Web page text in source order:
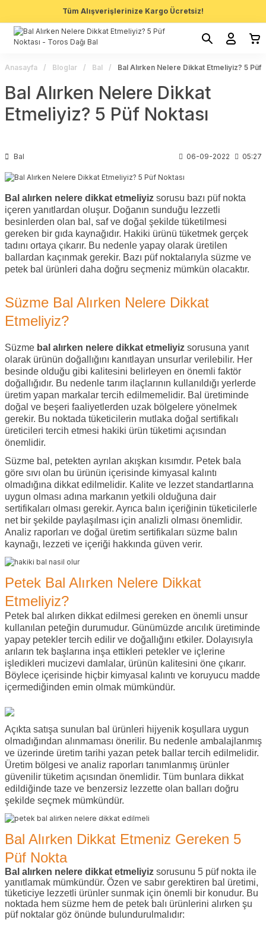
Tüm Alışverişlerinize Kargo Ücretsiz!
Anasayfa Bloglar Bal Bal Alırken Nelere Dikkat Etmeliyiz? 5 Püf
Bal Alırken Nelere Dikkat
Etmeliyiz? 5 Püf Noktası
Bal 06-09-2022 05:27
Bal alırken nelere dikkat etmeliyiz sorusu bazı püf nokta
içeren yanıtlardan oluşur. Doğanın sunduğu lezzetli
besinlerden olan bal, saf ve doğal şekilde tüketilmesi
gereken bir gıda kaynağıdır. Hakiki ürünü tüketmek gerçek
tadını ortaya çıkarır. Bu nedenle yapay olarak üretilen
ballardan kaçınmak gerekir. Bazı püf noktalarıyla süzme ve
petek bal ürünleri daha doğru seçmeniz mümkün olacaktır.
Süzme Bal Alırken Nelere Dikkat
Etmeliyiz?
Süzme bal alırken nelere dikkat etmeliyizsorusuna yanıt
olarak ürünün doğallığını kanıtlayan unsurlar verilebilir. Her
besinde olduğu gibi kalitesini belirleyen en önemli faktör
doğallığıdır. Bu nedenle tarım ilaçlarının kullanıldığı yerlerde
üretim yapan markalar tercih edilmemelidir. Bal üretiminde
doğal ve beşeri faaliyetlerden uzak bölgelere yönelmek
gerekir. Bu noktada tüketicilerin mutlaka doğal sertifikalı
üreticileri tercih etmesi hakiki ürün tüketimi açısından
önemlidir.
Süzme bal, petekten ayrılan akışkan kısımdır. Petek bala
göre sıvı olan bu ürünün içerisinde kimyasal kalıntı
olmadığına dikkat edilmelidir. Kalite ve lezzet standartlarına
uygun olması adına markanın yetkili olduğuna dair
sertifikaları olması gerekir. Ayrıca balın içeriğinin tüketicilerle
net bir şekilde paylaşılması için analizli olması önemlidir.
Analiz raporları ve doğal üretim sertifikaları süzme balın
kaynağı, lezzeti ve içeriği hakkında güven verir.
Petek Bal Alırken Nelere Dikkat
Etmeliyiz?
Petek bal alırken dikkat edilmesi gereken en önemli unsur
kullanılan peteğin durumudur. Günümüzde arıcılık üretiminde
yapay petekler tercih edilir ve doğallığını etkiler. Dolayısıyla
arıların tek başlarına inşa ettikleri petekler ve içlerine
işledikleri mucizevi damlalar, ürünün kalitesini öne çıkarır.
Böylece içerisinde hiçbir kimyasal kalıntı ve koruyucu madde
içermediğinden emin olmak mümkündür.
Açıkta satışa sunulan bal ürünleri hijyenik koşullara uygun
olmadığından alınmaması önerilir. Bu nedenle ambalajlanmış
ve üzerinde üretim tarihi yazan petek ballar tercih edilmelidir.
Üretim bölgesi ve analiz raporları tanımlanmış ürünler
güvenilir tüketim açısından önemlidir. Tüm bunlara dikkat
edildiğinde taze ve benzersiz lezzette olan balları doğru
şekilde seçmek mümkündür.
Bal Alırken Dikkat Etmeniz Gereken 5
Püf Nokta
Bal alırken nelere dikkat etmeliyizsorusunu 5 püf nokta ile
yanıtlamak mümkündür. Özen ve sabır gerektiren bal üretimi,
tüketiciye lezzetli ürünler sunmak için önemli bir konudur. Bu
noktada hem süzme hem de petek balı ürünlerini alırken şu
püf noktalar göz önünde bulundurulmalıdır: